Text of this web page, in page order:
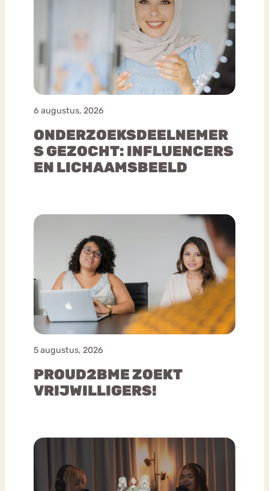
6 augustus, 2026
ONDERZOEKSDEELNEMER
S GEZOCHT: INFLUENCERS
EN LICHAAMSBEELD
5 augustus, 2026
PROUD2BME ZOEKT
VRIJWILLIGERS!